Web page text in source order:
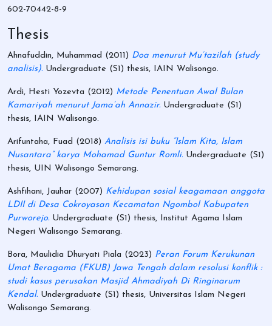
602-70442-8-9
Thesis
Ahnafuddin, Muhammad (2011) Doa menurut Mu’tazilah (study
analisis). Undergraduate (S1) thesis, IAIN Walisongo.
Ardi, Hesti Yozevta (2012) Metode Penentuan Awal Bulan
Kamariyah menurut Jama’ah Annazir. Undergraduate (S1)
thesis, IAIN Walisongo.
Arifuntaha, Fuad (2018) Analisis isi buku “Islam Kita, Islam
Nusantara” karya Mohamad Guntur Romli. Undergraduate (S1)
thesis, UIN Walisongo Semarang.
Ashfihani, Jauhar (2007) Kehidupan sosial keagamaan anggota
LDII di Desa Cokroyasan Kecamatan Ngombol Kabupaten
Purworejo. Undergraduate (S1) thesis, Institut Agama Islam
Negeri Walisongo Semarang.
Bora, Maulidia Dhuryati Piala (2023) Peran Forum Kerukunan
Umat Beragama (FKUB) Jawa Tengah dalam resolusi konflik :
studi kasus perusakan Masjid Ahmadiyah Di Ringinarum
Kendal. Undergraduate (S1) thesis, Universitas Islam Negeri
Walisongo Semarang.